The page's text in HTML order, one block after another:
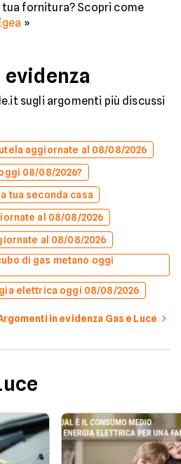
tua fornitura? Scopri come
»
sugli argomenti più discussi
aggiornate al 08/08/2026
08/08/2026?
tua seconda casa
al 08/08/2026
al 08/08/2026
di gas metano oggi
elettrica oggi 08/08/2026
in evidenza Gas e Luce